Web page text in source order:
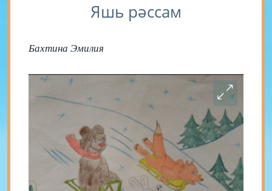
Яшь рәссам
Бахтина Эмилия